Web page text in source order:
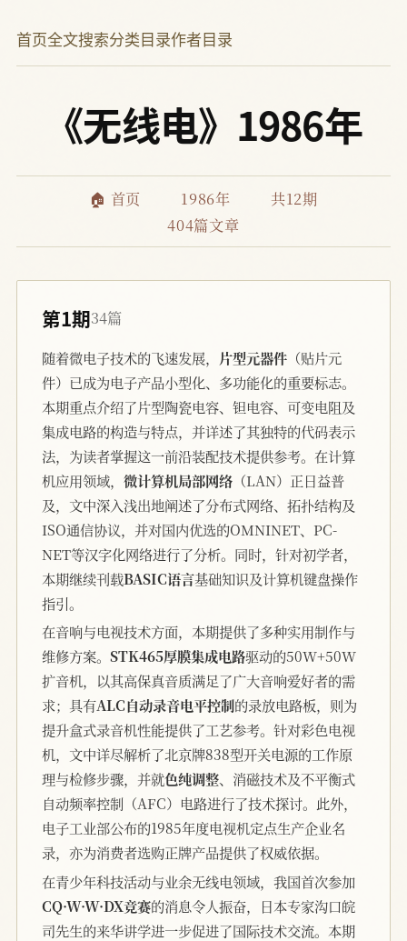
首页全文搜索分类目录作者目录
《无线电》1986年
🏠 首页 1986年
共12期
404篇文章
第1期34篇
随着微电子技术的飞速发展， 片型元器件 （贴片元
件）已成为电子产品小型化、多功能化的重要标志。
本期重点介绍了片型陶瓷电容、钽电容、可变电阻及
集成电路的构造与特点，并详述了其独特的代码表示
法，为读者掌握这一前沿装配技术提供参考。在计算
机应用领域， 微计算机局部网络 （LAN）正日益普
及，文中深入浅出地阐述了分布式网络、拓扑结构及
ISO通信协议，并对国内优选的OMNINET、PC-
NET等汉字化网络进行了分析。同时，针对初学者，
本期继续刊载BASIC语言基础知识及计算机键盘操作
指引。
在音响与电视技术方面，本期提供了多种实用制作与
维修方案。 STK465厚膜集成电路驱动的50W+50W
扩音机，以其高保真音质满足了广大音响爱好者的需
求；具有ALC自动录音电平控制的录放电路板，则为
提升盒式录音机性能提供了工艺参考。针对彩色电视
机，文中详尽解析了北京牌838型开关电源的工作原
理与检修步骤，并就色纯调整、消磁技术及不平衡式
自动频率控制（AFC）电路进行了技术探讨。此外，
电子工业部公布的1985年度电视机定点生产企业名
录，亦为消费者选购正牌产品提供了权威依据。
在青少年科技活动与业余无线电领域，我国首次参加
CQ·W·W·DX竞赛的消息令人振奋，日本专家沟口皖
司先生的来华讲学进一步促进了国际技术交流。本期